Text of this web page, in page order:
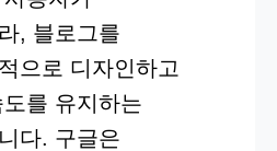
, 블로그를
으로 디자인하고
를 유지하는
다. 구글은